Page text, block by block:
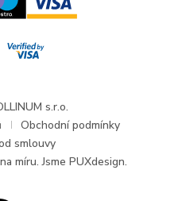
s.r.o.
Obchodní podmínky
smlouvy
míru. Jsme PUXdesign.